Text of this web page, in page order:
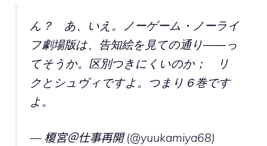
ん？ あ、いえ。ノーゲーム・ノーライ
フ劇場版は、告知絵を見ての通り――っ
てそうか。区別つきにくいのか； リ
クとシュヴィですよ。つまり６巻です
よ。
— 榎宮＠仕事再開 (@yuukamiya68)